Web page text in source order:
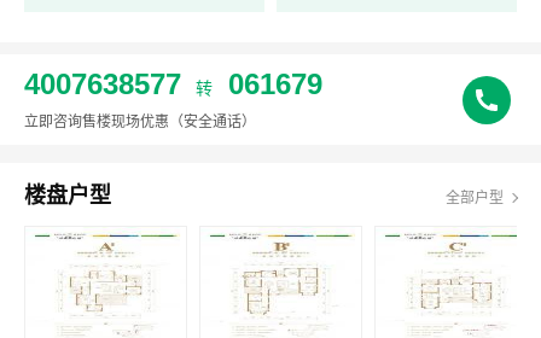
4007638577 转 061679
立即咨询售楼现场优惠 （安全通话）
楼盘户型 全部户型